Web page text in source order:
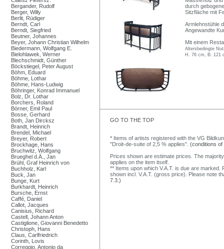
Bergander, Rudolf
Berger, Willy
Berlit, Rüdiger
Berndt, Carl
Berndt, Siegfried
Beutner, Johannes
Beyer, Johann Christian Wilhelm
Biedermann, Wolfgang E.
Bielohlawek, Werner
Blechschmidt, Günther
Böckstiegel, Peter August
Böhm, Eduard
Böhme, Lothar
Böhme, Hans-Ludwig
Böhringer, Konrad Immanuel
Bolz, Dr. Lothar
Borchers, Roland
Börner, Emil Paul
Bosse, Gerhard
Both, Jan Dircksz
Brandt, Heinrich
Brendel, Michael
Breyer, Robert
Brockhage, Hans
Bruchwitz, Wolfgang
Brueghel d.Ä., Jan
Brühl, Graf Heinrich von
Buchholz, Karl
Buck, Jan
Bunge, Kurt
Burkhardt, Heinrich
Bursche, Ernst
Caffé, Daniel
Callot, Jacques
Canisius, Richard
Castell, Johann Anton
Castiglione, Giovanni Benedetto
Christoph, Hans
Claus, Carlfriedrich
Corinth, Lovis
Correggio, Antonio da
durch
Sitzfläche mit
Armlehnstühle
Angewandte
Mit einem
Altersbedingte
H. 76 cm, B. 121
GO TO THE TOP
* Items of artists registered with the VG
"Droit-de-suite of 2,5 % applies". (conditions of
Prices shown are estimate prices. The
applies on the item itself.
** Items upon which V.A.T. is due are
shown incl. V.A.T. (gross price). Please note
7.3.)